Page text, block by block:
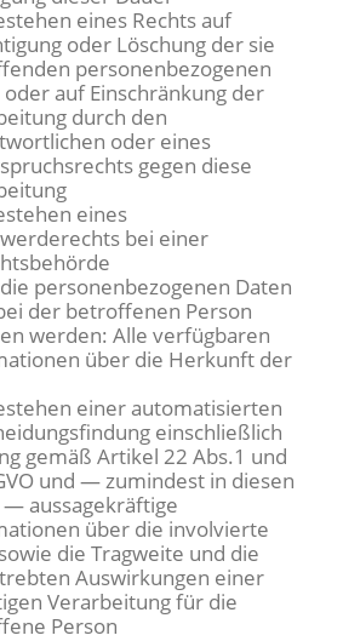
eines Rechts auf
oder Löschung der sie
personenbezogenen
oder auf Einschränkung der
durch den
oder eines
gegen diese
eines
bei einer
personenbezogenen Daten
der betroffenen Person
werden: Alle verfügbaren
über die Herkunft der
einer automatisierten
einschließlich
gemäß Artikel 22 Abs.1 und
und — zumindest in diesen
— aussagekräftige
über die involvierte
die Tragweite und die
Auswirkungen einer
Verarbeitung für die
Person